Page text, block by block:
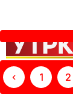
‹ 1 2